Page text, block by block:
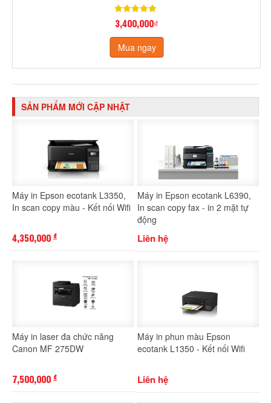
3,400,000₫
Mua ngay
SẢN PHẨM MỚI CẬP NHẬT
Máy in Epson ecotank L3350,
In scan copy màu - Kết nối Wifi
4,350,000 đ
Máy in Epson ecotank L6390,
In scan copy fax - in 2 mặt tự
động
Liên hệ
Máy in laser đa chức năng
Canon MF 275DW
7,500,000 đ
Máy in phun màu Epson
ecotank L1350 - Kết nối Wifi
Liên hệ